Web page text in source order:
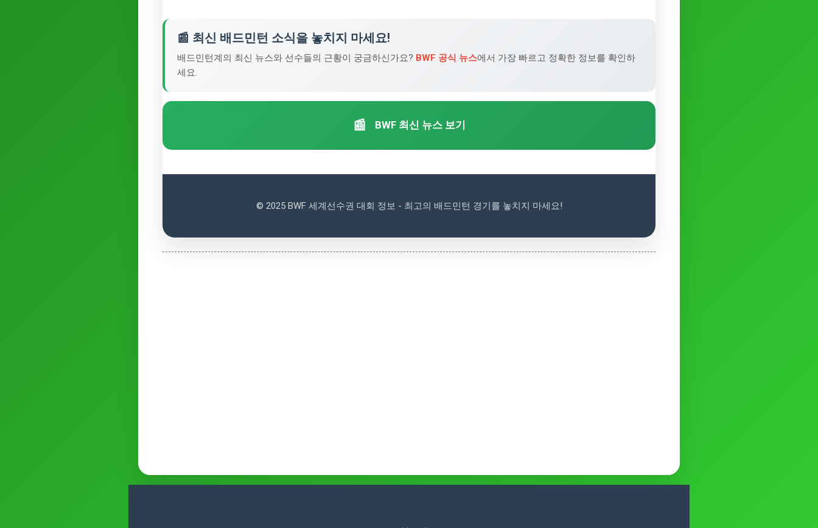
📰 최신 배드민턴 소식을 놓치지 마세요!
배드민턴계의 최신 뉴스와 선수들의 근황이 궁금하신가요? BWF 공식 뉴스에서 가장 빠르고 정확한 정보를 확인하
세요.
📰 BWF 최신 뉴스 보기
© 2025 BWF 세계선수권 대회 정보 - 최고의 배드민턴 경기를 놓치지 마세요!